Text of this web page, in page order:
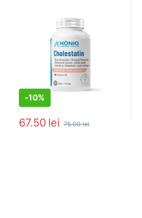
-10%
67.50 lei 75.00lei